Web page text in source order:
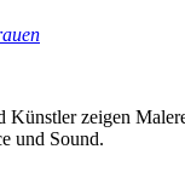
Künstler zeigen
und Sound.